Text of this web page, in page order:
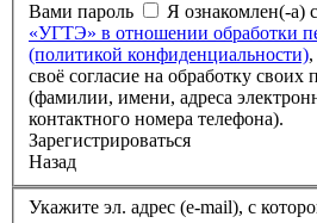
Вами пароль
Я ознакомлен(-а) с
«УГТЭ» в отношении обработки
(политикой конфиденциальности), принимаю её, и даю
своё согласие на обработку
(фамилии, имени, адреса
контактного номера телефона).
Зарегистрироваться
Назад
Укажите эл. адрес (e-mail), с